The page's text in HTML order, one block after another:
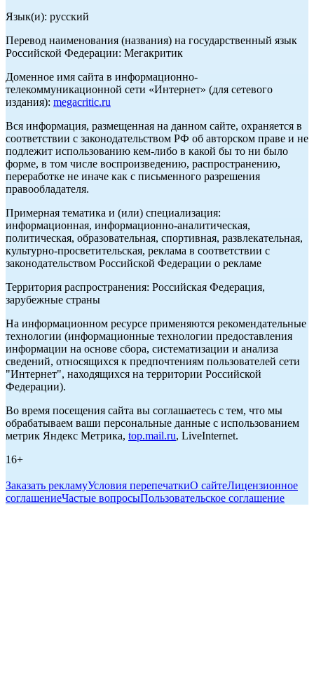
Язык(и): русский
Перевод наименования (названия) на государственный язык
Российской Федерации: Мегакритик
Доменное имя сайта в информационно-
телекоммуникационной сети «Интернет» (для сетевого
издания): megacritic.ru
Вся информация, размещенная на данном сайте, охраняется в
соответствии с законодательством РФ об авторском праве и не
подлежит использованию кем-либо в какой бы то ни было
форме, в том числе воспроизведению, распространению,
переработке не иначе как с письменного разрешения
правообладателя.
Примерная тематика и (или) специализация:
информационная, информационно-аналитическая,
политическая, образовательная, спортивная, развлекательная,
культурно-просветительская, реклама в соответствии с
законодательством Российской Федерации о рекламе
Территория распространения: Российская Федерация,
зарубежные страны
На информационном ресурсе применяются рекомендательные
технологии (информационные технологии предоставления
информации на основе сбора, систематизации и анализа
сведений, относящихся к предпочтениям пользователей сети
"Интернет", находящихся на территории Российской
Федерации).
Во время посещения сайта вы соглашаетесь с тем, что мы
обрабатываем ваши персональные данные с использованием
метрик Яндекс Метрика, top.mail.ru, LiveInternet.
16+
Заказать рекламуУсловия перепечаткиО сайтеЛицензионное
соглашениеЧастые вопросыПользовательское соглашение